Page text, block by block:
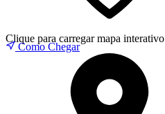
Clique para carregar mapa interativo
Como Chegar